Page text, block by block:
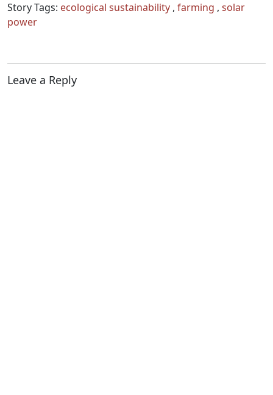
Story Tags: ecological sustainability , farming , solar
power
Leave a Reply